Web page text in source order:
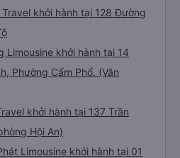
Travel khởi hành tại 128 Đường
Limousine khởi hành tại 14
Phường Cẩm Phổ. (Văn
khởi hành tại 137 Trần
Hội An)
Limousine khởi hành tại 01